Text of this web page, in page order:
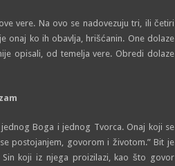
vere. Na ovo se nadovezuju tri, ili četiri
onaj ko ih obavlja, hrišćanin. One dolaze
opisali, od temelja vere. Obredi dolaze
Boga i jednog Tvorca. Onaj koji se
postojanjem, govorom i životom.” Bit je
koji iz njega proizilazi, kao što govor